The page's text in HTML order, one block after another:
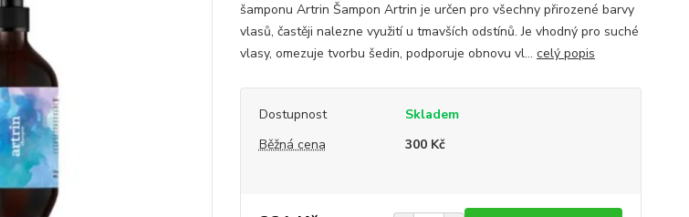
šamponu Artrin Šampon Artrin je určen pro všechny přirozené barvy
vlasů, častěji nalezne využití u tmavších odstínů. Je vhodný pro suché
vlasy, omezuje tvorbu šedin, podporuje obnovu vl... celý popis
Dostupnost
Skladem
Běžná cena
300 Kč